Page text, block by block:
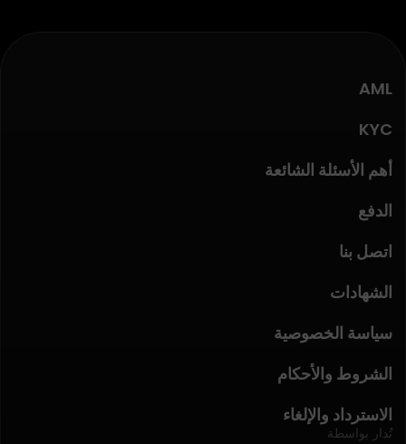
تُدار بواسطة
AML
KYC
أهم الأسئلة الشائعة
الدفع
اتصل بنا
الشهادات
سياسة الخصوصية
الشروط والأحكام
الاسترداد والإلغاء